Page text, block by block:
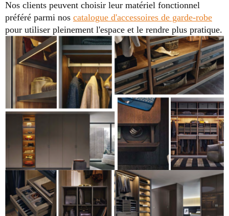
Nos clients peuvent choisir leur matériel fonctionnel
préféré parmi nos catalogue d'accessoires de garde-robe
pour utiliser pleinement l'espace et le rendre plus pratique.